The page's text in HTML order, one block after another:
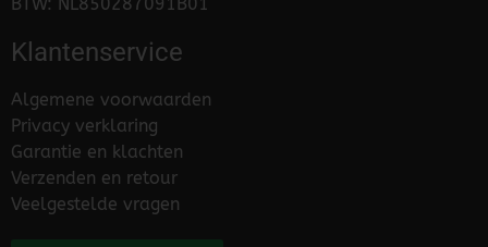
Klantenservice
Algemene voorwaarden
Privacy verklaring
Garantie en klachten
Verzenden en retour
Veelgestelde vragen